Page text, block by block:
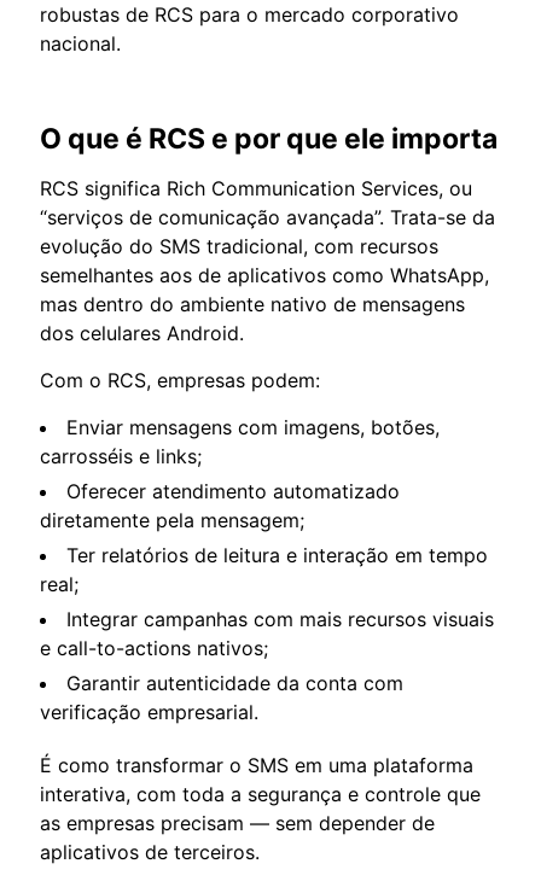
robustas de RCS para o mercado corporativo
nacional.
O que é RCS e por que ele importa
RCS significa Rich Communication Services, ou
“serviços de comunicação avançada”. Trata-se da
evolução do SMS tradicional, com recursos
semelhantes aos de aplicativos como WhatsApp,
mas dentro do ambiente nativo de mensagens
dos celulares Android.
Com o RCS, empresas podem:
Enviar mensagens com imagens, botões,
carrosséis e links;
Oferecer atendimento automatizado
diretamente pela mensagem;
Ter relatórios de leitura e interação em tempo
real;
Integrar campanhas com mais recursos visuais
e call-to-actions nativos;
Garantir autenticidade da conta com
verificação empresarial.
É como transformar o SMS em uma plataforma
interativa, com toda a segurança e controle que
as empresas precisam — sem depender de
aplicativos de terceiros.